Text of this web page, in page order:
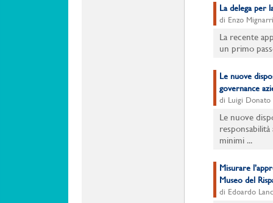
La delega per
di Enzo Mignarri
La recente
un primo
Le nuove
governance
di Luigi Donato
Le nuove
minimi ...
Misurare
Museo del
di Edoardo